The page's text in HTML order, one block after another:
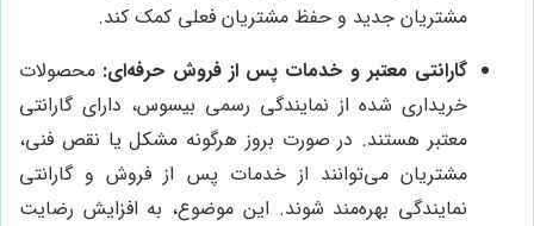
مشتریان جدید و حفظ مشتریان فعلی کمک کند.
گارانتی معتبر و خدمات پس از فروش حرفه‌ای: محصولات
خریداری شده از نمایندگی رسمی بیسوس، دارای گارانتی
معتبر هستند. در صورت بروز هرگونه مشکل یا نقص فنی،
مشتریان می‌توانند از خدمات پس از فروش و گارانتی
نمایندگی بهره‌مند شوند. این موضوع، به افزایش رضایت